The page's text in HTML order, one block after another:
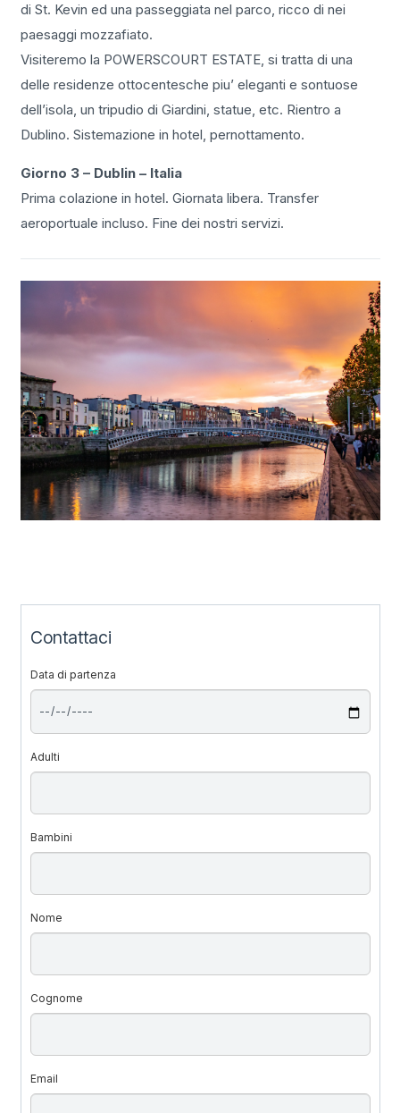
di St. Kevin ed una passeggiata nel parco, ricco di nei
paesaggi mozzafiato.
Visiteremo la POWERSCOURT ESTATE, si tratta di una
delle residenze ottocentesche piu’ eleganti e sontuose
dell’isola, un tripudio di Giardini, statue, etc. Rientro a
Dublino. Sistemazione in hotel, pernottamento.
Giorno 3 – Dublin – Italia
Prima colazione in hotel. Giornata libera. Transfer
aeroportuale incluso. Fine dei nostri servizi.
Contattaci
Data di partenza
Adulti
Bambini
Nome
Cognome
Email